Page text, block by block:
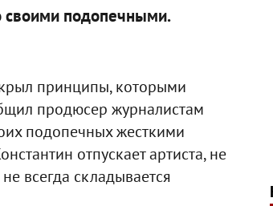
своими подопечными.
принципы, которыми
продюсер журналистам
подопечных жесткими
отпускает артиста, не
всегда складывается